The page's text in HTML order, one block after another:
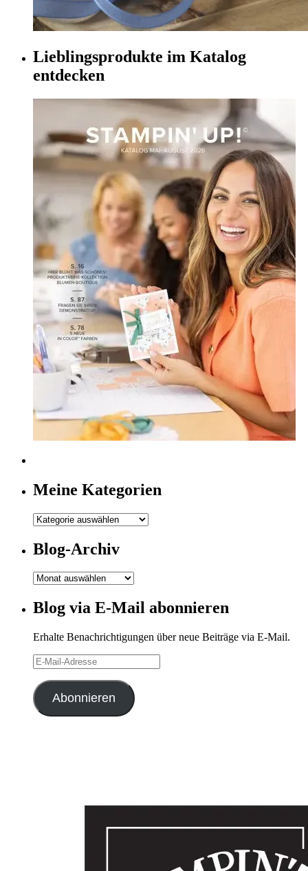
Lieblingsprodukte im Katalog
entdecken
Meine Kategorien
Meine
Blog-Archiv
Blog-
Blog via E-Mail abonnieren
Erhalte Benachrichtigungen über neue Beiträge via E-Mail.
E-
Mail-
Adresse
Abonnieren